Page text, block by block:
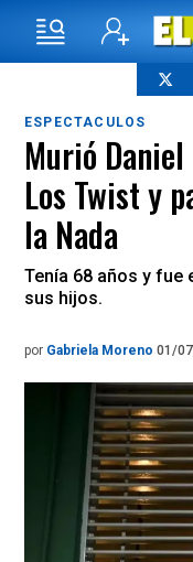
ESPECTACULOS
Murió
Los Twist y
la Nada
Tenía 68 años y fue
sus hijos.
por Gabriela Moreno 01/